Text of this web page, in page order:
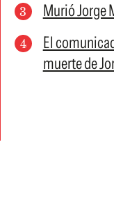
Murió Jorge
El
muerte de